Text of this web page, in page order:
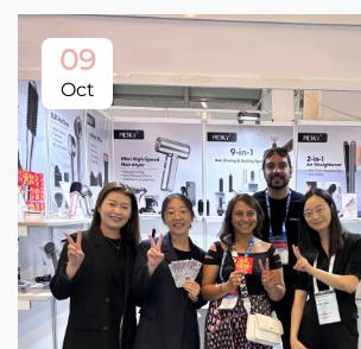
09
Oct